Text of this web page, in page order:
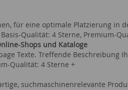
für eine optimale Platzierung in
Basis-Qualität: 4 Sterne, Premium-
Shops und Kataloge
Texte. Treffende Beschreibung
Qualität: 4 Sterne +
suchmaschinenrelevante